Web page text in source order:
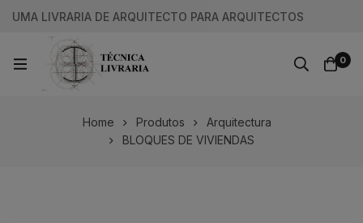
UMA LIVRARIA DE ARQUITECTO PARA ARQUITECTOS
0
Home Produtos
Arquitectura
BLOQUES DE VIVIENDAS